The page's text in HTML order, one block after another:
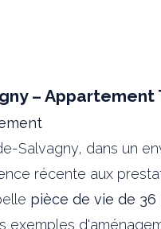
–
Salvagny, dans un
récente aux
pièce de vie de 36
exemples